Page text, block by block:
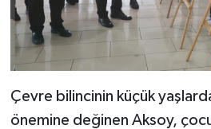
Çevre bilincinin küçük yaşlarda
önemine değinen Aksoy,